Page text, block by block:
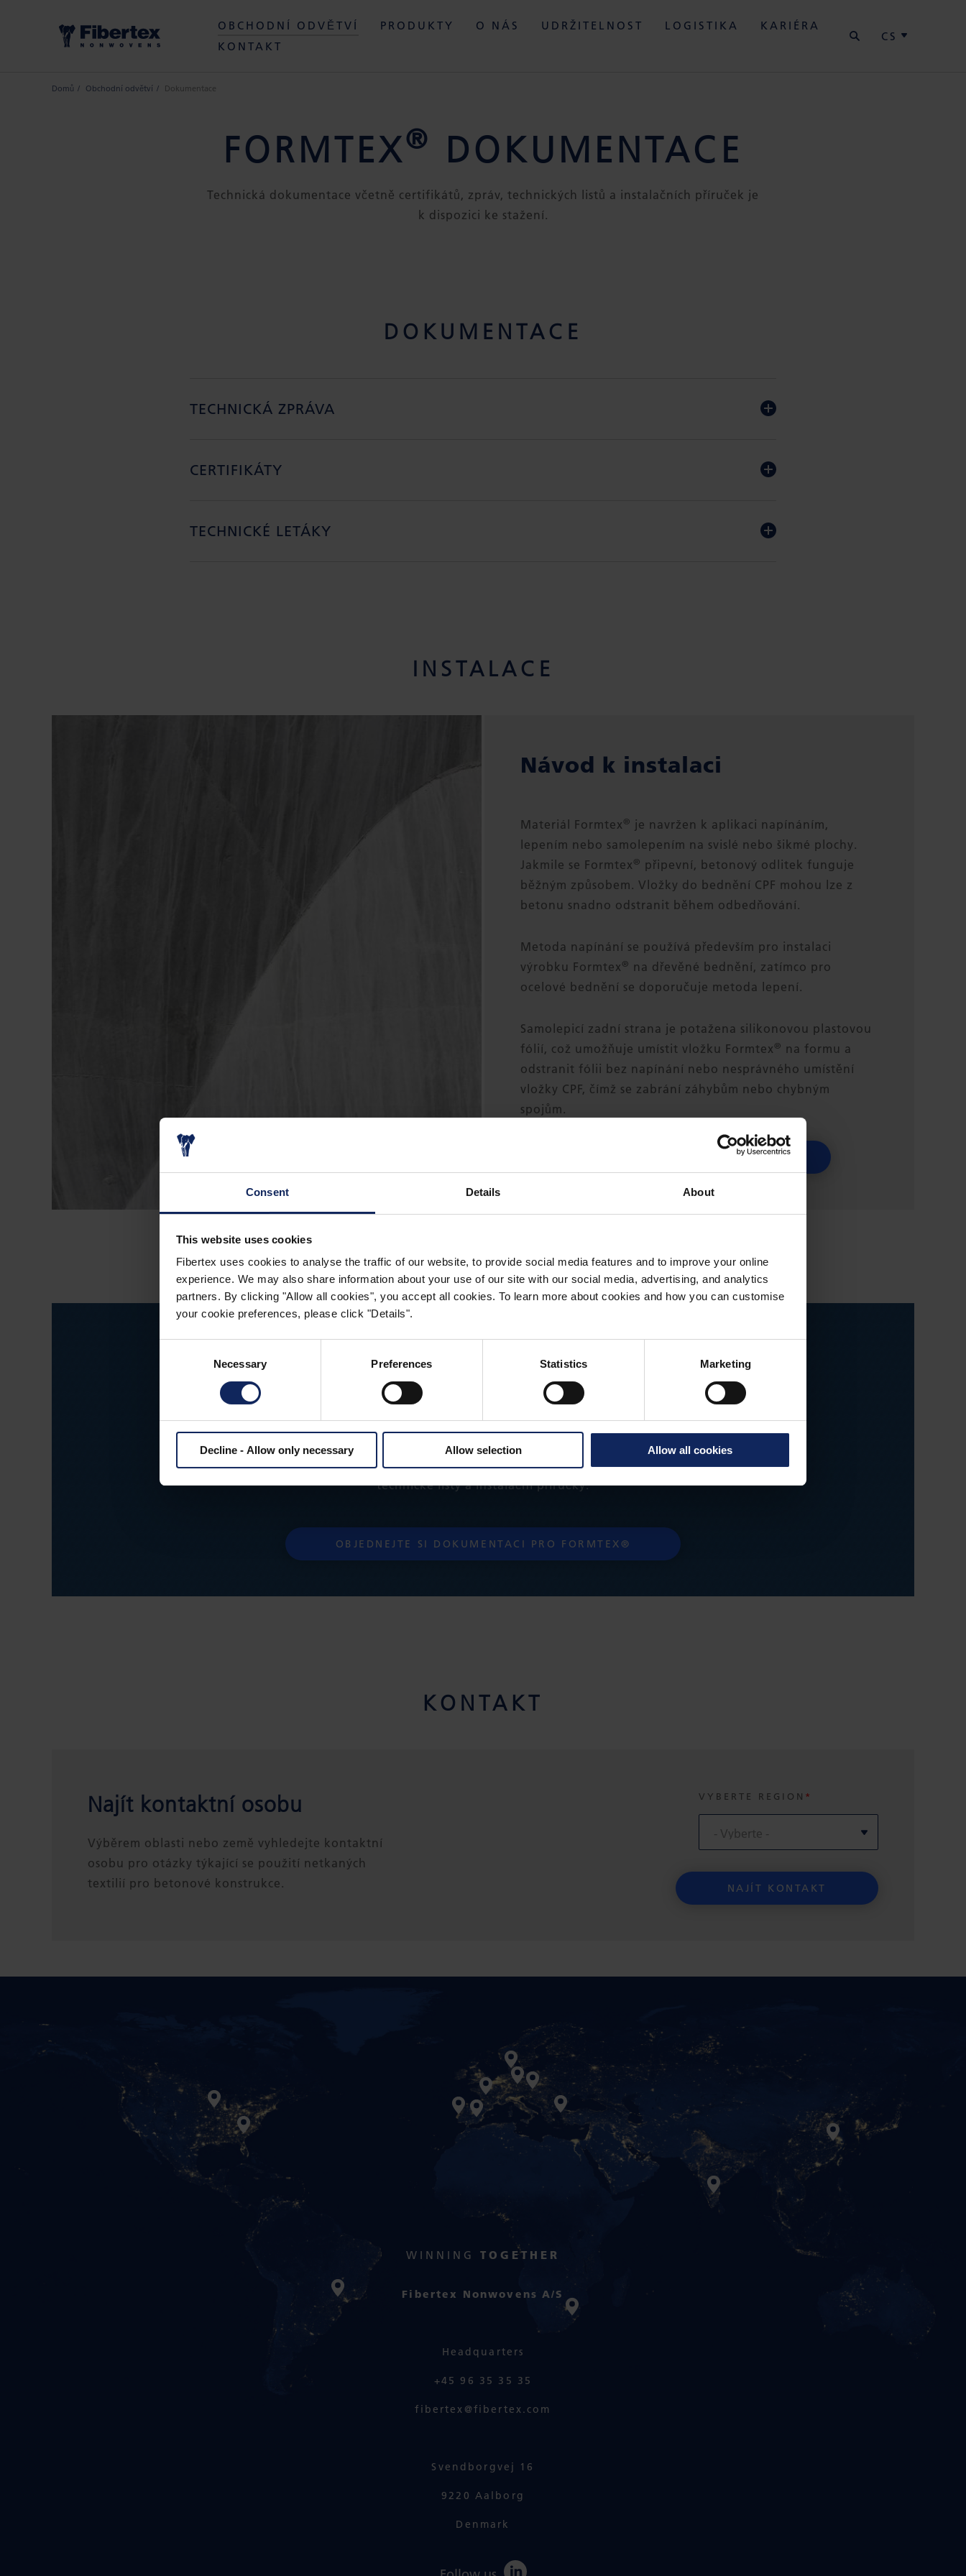
Consent Details About
This website uses cookies
Fibertex uses cookies to analyse the traffic of our website, to provide social media features and to improve your online
experience. We may also share information about your use of our site with our social media, advertising, and analytics
partners. By clicking "Allow all cookies", you accept all cookies. To learn more about cookies and how you can customise
your cookie preferences, please click "Details".
Necessary Preferences Statistics Marketing
Decline - Allow only necessary Allow selection Allow all cookies
OBCHODNÍ ODVĚTVÍ PRODUKTY O NÁS UDRŽITELNOST LOGISTIKA
KARIÉRA
KONTAKT
CS
Domů Obchodní odvětví Dokumentace
FORMTEX® DOKUMENTACE
Technická dokumentace včetně certifikátů, zpráv, technických listů a instalačních příruček je
k dispozici ke stažení.
DOKUMENTACE
TECHNICKÁ ZPRÁVA
CERTIFIKÁTY
TECHNICKÉ LETÁKY
INSTALACE
Návod k instalaci
Materiál Formtex ® je navržen k aplikaci napínáním,
lepením nebo samolepením na svislé nebo šikmé plochy.
Jakmile se Formtex ® připevní, betonový odlitek funguje
běžným způsobem. Vložky do bednění CPF mohou lze z
betonu snadno odstranit během odbedňování.
Metoda napínání se používá především pro instalaci
výrobku Formtex ® na dřevěné bednění, zatímco pro
ocelové bednění se doporučuje metoda lepení.
Samolepicí zadní strana je potažena silikonovou plastovou
fólií, což umožňuje umístit vložku Formtex ® na formu a
odstranit fólii bez napínání nebo nesprávného umístění
vložky CPF, čímž se zabrání záhybům nebo chybným
spojům.
STÁHNOUT PRŮVODCE INSTALACÍ
OBJEDNEJTE SI KOMPLETNÍ
DOKUMENTACI FORMTEX®
Objednejte si bezplatně technickou dokumentaci, která obsahuje certifikáty, zprávy,
technické listy a instalační příručky.
OBJEDNEJTE SI DOKUMENTACI PRO FORMTEX®
KONTAKT
Najít kontaktní osobu
Výběrem oblasti nebo země vyhledejte kontaktní
osobu pro otázky týkající se použití netkaných
textilií pro betonové konstrukce.
VYBERTE REGION
WINNING TOGETHER
Fibertex Nonwovens A/S
Headquarters
+45 96 35 35 35
fibertex@fibertex.com
Svendborgvej 16
9220 Aalborg
Denmark